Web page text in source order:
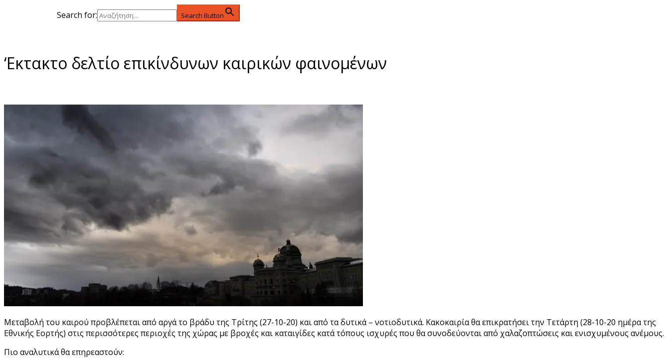
Search for: Search Button
‘Εκτακτo δελτίο επικίνδυνων καιρικών φαινομένων
Μεταβολή του καιρού προβλέπεται από αργά το βράδυ της Τρίτης (27-10-20) και από τα δυτικά – νοτιοδυτικά. Κακοκαιρία θα επικρατήσει την Τετάρτη (28-10-20 ημέρα της
Εθνικής Εορτής) στις περισσότερες περιοχές της χώρας με βροχές και καταιγίδες κατά τόπους ισχυρές που θα συνοδεύονται από χαλαζοπτώσεις και ενισχυμένους ανέμους.
Πιο αναλυτικά θα επηρεαστούν: